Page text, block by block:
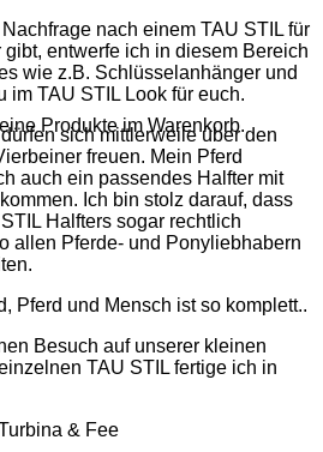
Produkte im Warenkorb.
nach einem TAU STIL für
entwerfe ich in diesem Bereich
wie z.B. Schlüsselanhänger und
im TAU STIL Look für euch.
sich mittlerweile über den
freuen. Mein Pferd
auch ein passendes Halfter mit
Ich bin stolz darauf, dass
Halfters sogar rechtlich
allen Pferde- und Ponyliebhabern
Pferd und Mensch ist so komplett..
Besuch auf unserer kleinen
TAU STIL fertige ich in
& Fee